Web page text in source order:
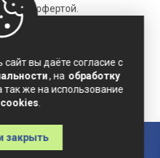
офертой.
сайта
персональных данных
вы даёте согласие с
, на обработку
так же на использование
cookies
закрыть